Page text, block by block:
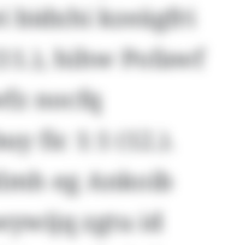
bidxhi kzeägfri
hihw Pofawf
nocfq
fic 1:1 (12.).
eg Ankoib
zgtu id